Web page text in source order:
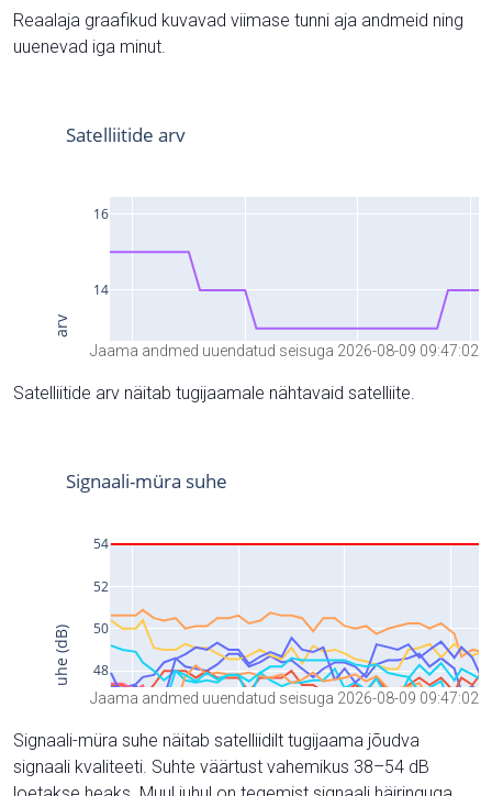
Reaalaja graafikud kuvavad viimase tunni aja andmeid ning
uuenevad iga minut.
Jaama andmed uuendatud seisuga 2026-08-09 09:47:02
Satelliitide arv näitab tugijaamale nähtavaid satelliite.
Jaama andmed uuendatud seisuga 2026-08-09 09:47:02
Signaali-müra suhe näitab satelliidilt tugijaama jõudva
signaali kvaliteeti. Suhte väärtust vahemikus 38–54 dB